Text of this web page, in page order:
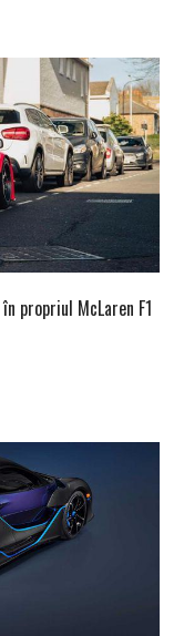
propriul McLaren F1